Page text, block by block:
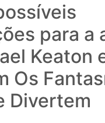
para a
Keaton
Os
Divertem